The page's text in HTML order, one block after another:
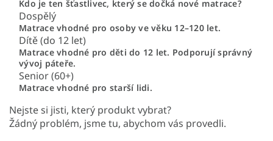
Kdo je ten šťastlivec, který se dočká nové matrace?
Dospělý
Matrace vhodné pro osoby ve věku 12–120 let.
Dítě (do 12 let)
Matrace vhodné pro děti do 12 let. Podporují správný
vývoj páteře.
Senior (60+)
Matrace vhodné pro starší lidi.
Nejste si jisti, který produkt vybrat?
Žádný problém, jsme tu, abychom vás provedli.